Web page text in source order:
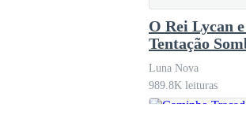
O Rei Lycan
Tentação
Luna Nova
989.8K leituras